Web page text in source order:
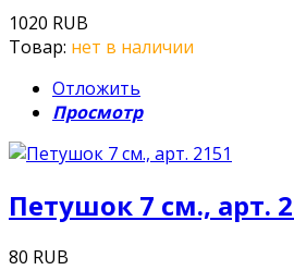
1020 RUB
Товар: нет в наличии
Отложить
Просмотр
Петушок 7 см., арт.
80 RUB